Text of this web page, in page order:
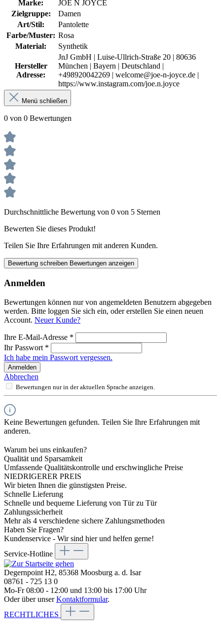
Marke:
JOE N JOYCE
Zielgruppe:
Damen
Art/Stil:
Pantolette
Farbe/Muster: Rosa
Material:
Synthetik
Hersteller
Adresse:
JnJ GmbH | Luise-Ullrich-Straße 20 | 80636
München | Bayern | Deutschland |
+498920042269 | welcome@joe-n-joyce.de |
https://www.instagram.com/joe.n.joyce
Menü schließen
0 von 0 Bewertungen
Durchschnittliche Bewertung von 0 von 5 Sternen
Bewerten Sie dieses Produkt!
Teilen Sie Ihre Erfahrungen mit anderen Kunden.
Bewertung schreiben Bewertungen anzeigen
Anmelden
Bewertungen können nur von angemeldeten Benutzern abgegeben
werden. Bitte loggen Sie sich ein, oder erstellen Sie einen neuen
Account. Neuer Kunde?
Ihre E-Mail-Adresse *
Ihr Passwort *
Ich habe mein Passwort vergessen.
Anmelden
Abbrechen
Bewertungen nur in der aktuellen Sprache anzeigen.
Keine Bewertungen gefunden. Teilen Sie Ihre Erfahrungen mit
anderen.
Warum bei uns einkaufen?
Qualität und Sparsamkeit
Umfassende Qualitätskontrolle und erschwingliche Preise
NIEDRIGERER PREIS
Wir bieten Ihnen die günstigsten Preise.
Schnelle Lieferung
Schnelle und bequeme Lieferung von Tür zu Tür
Zahlungssicherheit
Mehr als 4 verschiedene sichere Zahlungsmethoden
Haben Sie Fragen?
Kundenservice - Wir sind hier und helfen gerne!
Service-Hotline
Degernpoint H2, 85368 Moosburg a. d. Isar
08761 - 725 13 0
Mo-Fr 08:00 - 12:00 und 13:00 bis 17:00 Uhr
Oder über unserKontaktformular.
RECHTLICHES